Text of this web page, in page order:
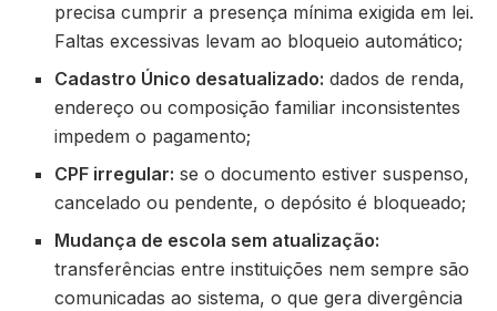
precisa cumprir a presença mínima exigida em lei.
Faltas excessivas levam ao bloqueio automático;
Cadastro Único desatualizado: dados de renda,
endereço ou composição familiar inconsistentes
impedem o pagamento;
CPF irregular: se o documento estiver suspenso,
cancelado ou pendente, o depósito é bloqueado;
Mudança de escola sem atualização:
transferências entre instituições nem sempre são
comunicadas ao sistema, o que gera divergência